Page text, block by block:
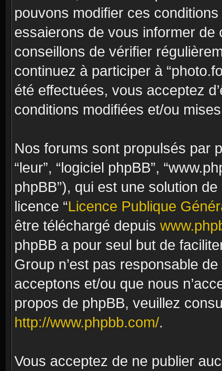
pouvons modifier ces
essaierons de vous informer
conseillons de vérifier
continuez à participer à
été effectuées, vous acceptez
conditions modifiées et/ou
Nos forums sont propulsés par
“leur”, “logiciel phpBB”,
phpBB”), qui est une solution
licence “Licence Publique
être téléchargé depuis
phpBB a pour seul but de
Group n’est pas responsable
acceptons et/ou que nous
propos de phpBB, veuillez
http://www.phpbb.com/.
Vous acceptez de ne publier